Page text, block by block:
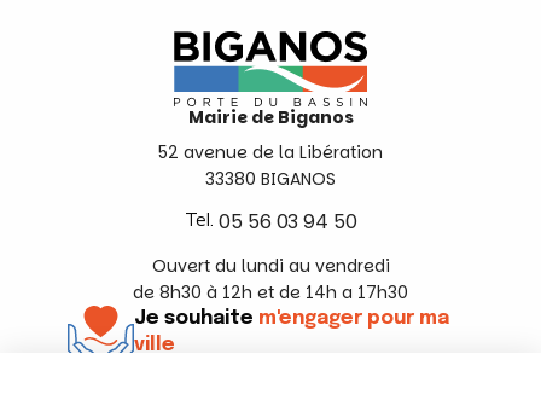
Mairie de Biganos
52 avenue de la Libération
33380 BIGANOS
Tel. 05 56 03 94 50
Ouvert du lundi au vendredi
de 8h30 à 12h et de 14h a 17h30
Je souhaite m'engager pour ma
ville